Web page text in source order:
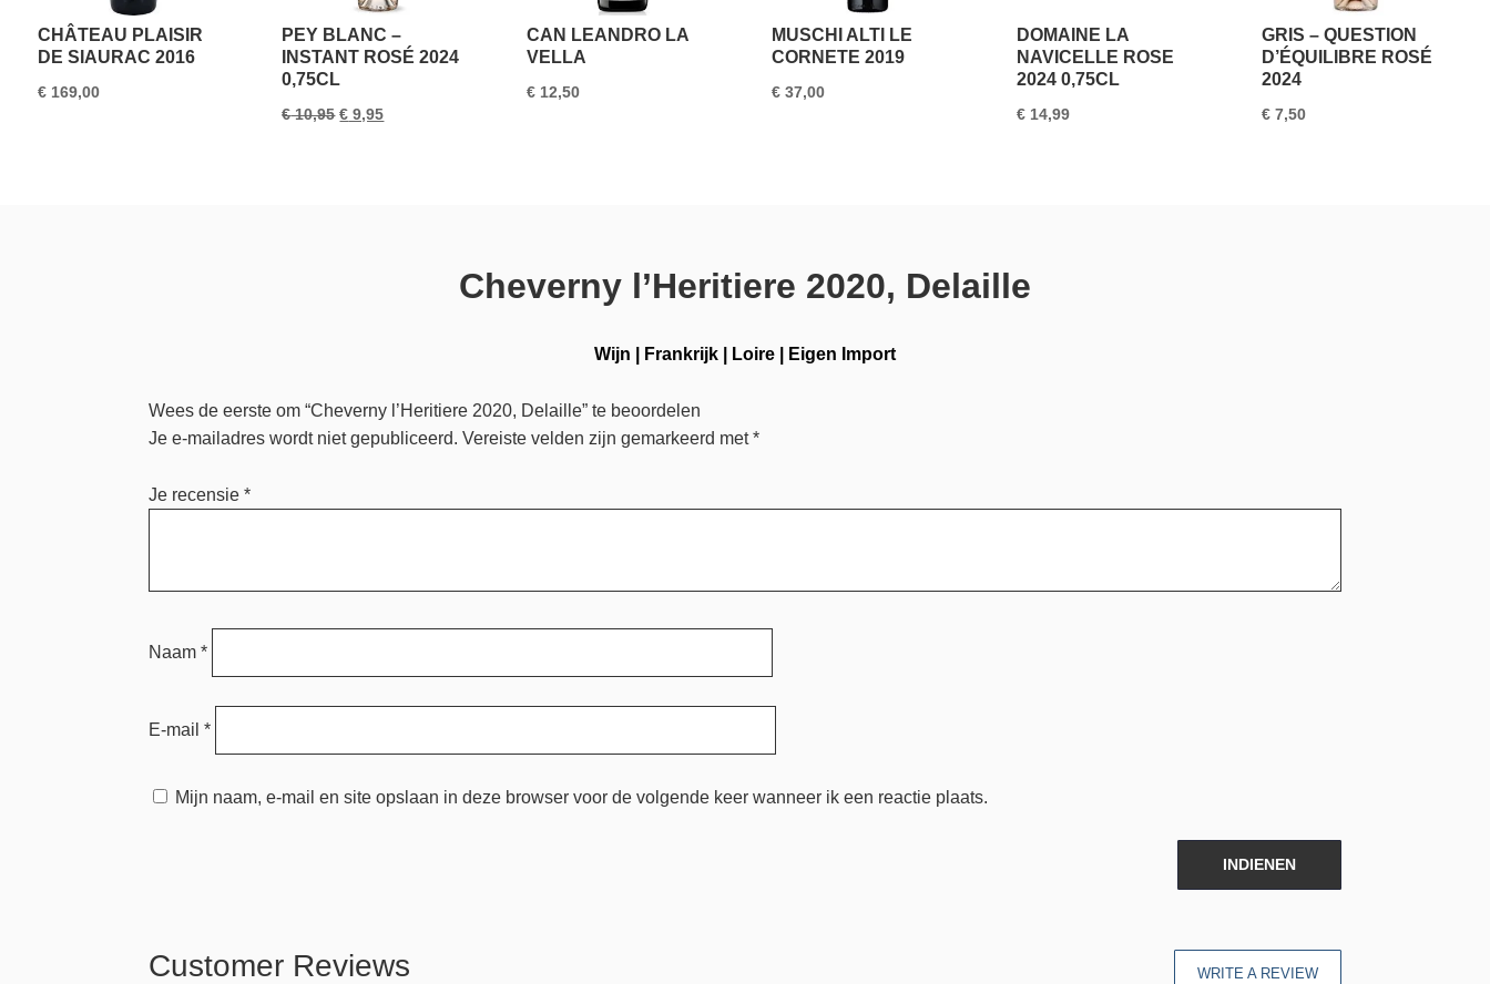
CHÂTEAU PLAISIR
DE SIAURAC 2016
€169,00
PEY BLANC –
INSTANT ROSÉ 2024
0,75CL
€10,95 Oorspronkelijke
€ 9,95Huidige
CAN LEANDRO LA
VELLA
€ 12,50
MUSCHI ALTI LE
CORNETE 2019
€ 37,00
DOMAINE LA
NAVICELLE ROSE
2024 0,75CL
€ 14,99
GRIS – QUESTION
D’ÉQUILIBRE ROSÉ
2024
€7,50
Cheverny l’Heritiere 2020, Delaille
Wijn Frankrijk Loire Eigen Import
Wees de eerste om “Cheverny l’Heritiere 2020, Delaille” te beoordelen
Je e-mailadres wordt niet gepubliceerd. Vereiste velden zijn gemarkeerd met*
Je recensie*
Naam*
E-mail*
Mijn naam, e-mail en site opslaan in deze browser voor de volgende keer wanneer ik een reactie plaats.
INDIENEN
Customer Reviews WRITE A REVIEW